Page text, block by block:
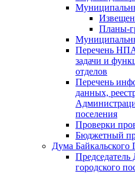
Планы-
Перечень
задачи и
отделов
Перечень
данных,
поселения
Проверки
Бюджетный
Дума Байкальского
городского